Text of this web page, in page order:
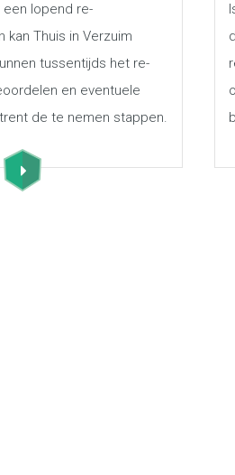
lopend re-
kan Thuis in Verzuim
tussentijds het re-
en eventuele
de te nemen stappen.